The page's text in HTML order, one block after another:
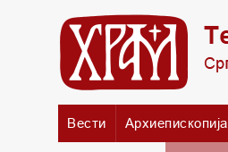
Вести Архиепископија